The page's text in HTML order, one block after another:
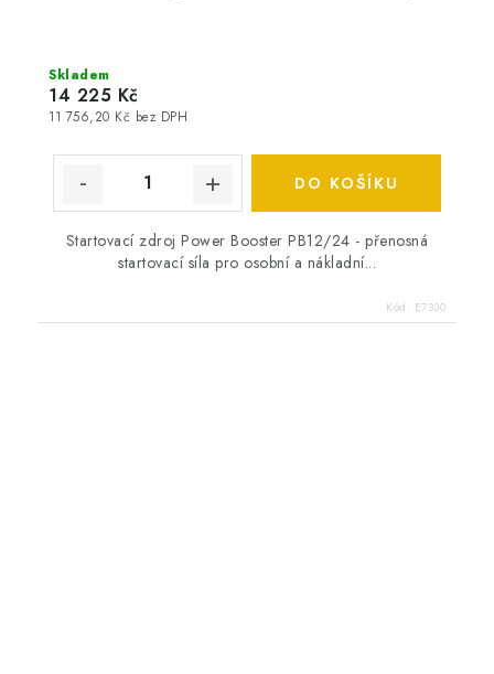
Skladem
11 756,20 Kč bez DPH
14 225 Kč
DO KOŠÍKU
Startovací zdroj Power Booster PB12/24 - přenosná
startovací síla pro osobní a nákladní...
Kód: E7330